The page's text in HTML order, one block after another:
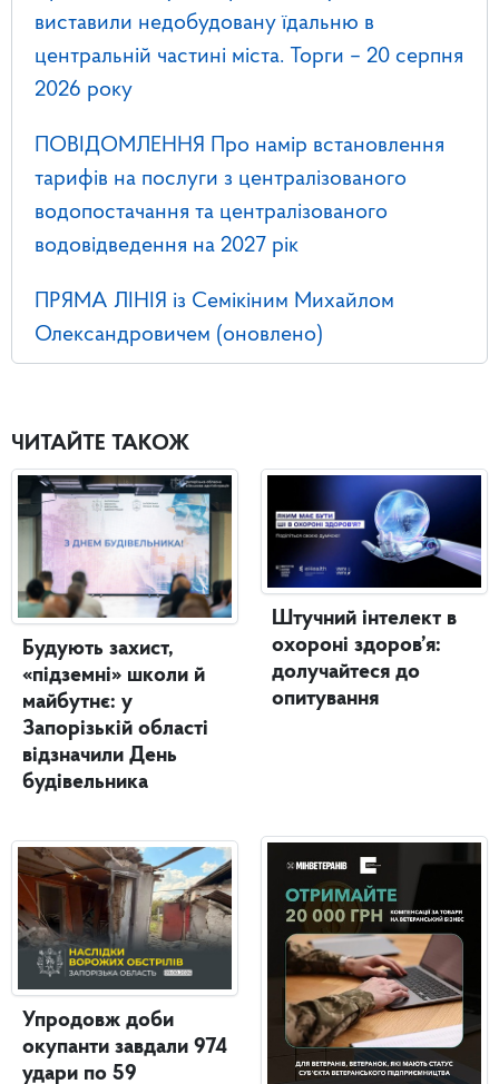
виставили недобудовану їдальню в
центральній частині міста. Торги – 20 серпня
2026 року
ПОВІДОМЛЕННЯ Про намір встановлення
тарифів на послуги з централізованого
водопостачання та централізованого
водовідведення на 2027 рік
ПРЯМА ЛІНІЯ із Семікіним Михайлом
Олександровичем (оновлено)
ЧИТАЙТЕ ТАКОЖ
Будують захист,
«підземні» школи й
майбутнє: у
Запорізькій області
відзначили День
будівельника
Упродовж доби
окупанти завдали 974
удари по 59
Штучний інтелект в
охороні здоров’я:
долучайтеся до
опитування